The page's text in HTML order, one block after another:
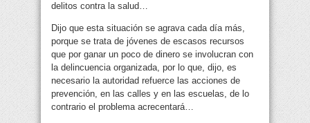
delitos contra la salud…
Dijo que esta situación se agrava cada día más,
porque se trata de jóvenes de escasos recursos
que por ganar un poco de dinero se involucran con
la delincuencia organizada, por lo que, dijo, es
necesario la autoridad refuerce las acciones de
prevención, en las calles y en las escuelas, de lo
contrario el problema acrecentará…